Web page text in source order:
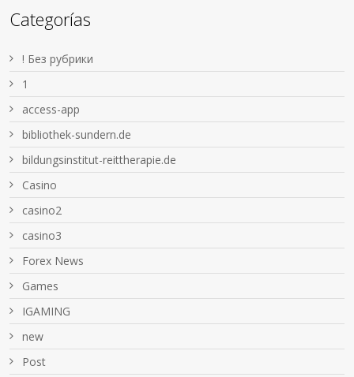
Categorías
! Без рубрики
1
access-app
bibliothek-sundern.de
bildungsinstitut-reittherapie.de
Casino
casino2
casino3
Forex News
Games
IGAMING
new
Post